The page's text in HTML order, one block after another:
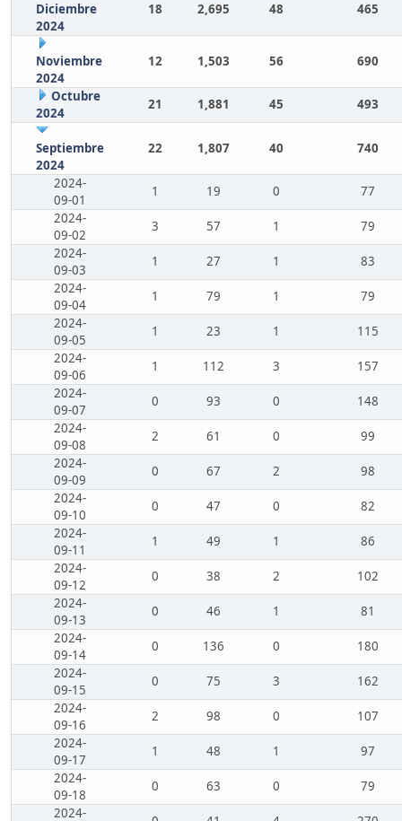
Diciembre
2024
18 2,695 48 465
Noviembre
2024
12 1,503 56 690
Octubre
2024
21 1,881 45 493
Septiembre
2024
22 1,807 40 740
2024-
09-01
1 19 0
77
2024-
09-02
3 57 1
79
2024-
09-03
1 27 1
83
2024-
09-04
1 79 1
79
2024-
09-05
1 23 1
115
2024-
09-06
1 112 3
157
2024-
09-07
0 93 0
148
2024-
09-08
2 61 0
99
2024-
09-09
0 67 2
98
2024-
09-10
0 47 0
82
2024-
09-11
1 49 1
86
2024-
09-12
0 38 2
102
2024-
09-13
0 46 1
81
2024-
09-14
0 136 0
180
2024-
09-15
0 75 3
162
2024-
09-16
2 98 0
107
2024-
09-17
1 48 1
97
2024-
09-18
0 63 0
79
2024-